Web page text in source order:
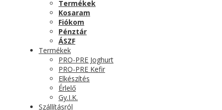
Termékek
Kosaram
Fiókom
Pénztár
ÁSZF
Termékek
PRO-PRE Joghurt
PRO-PRE Kefir
Elkészítés
Érlelő
Gy.I.K.
Szállításról